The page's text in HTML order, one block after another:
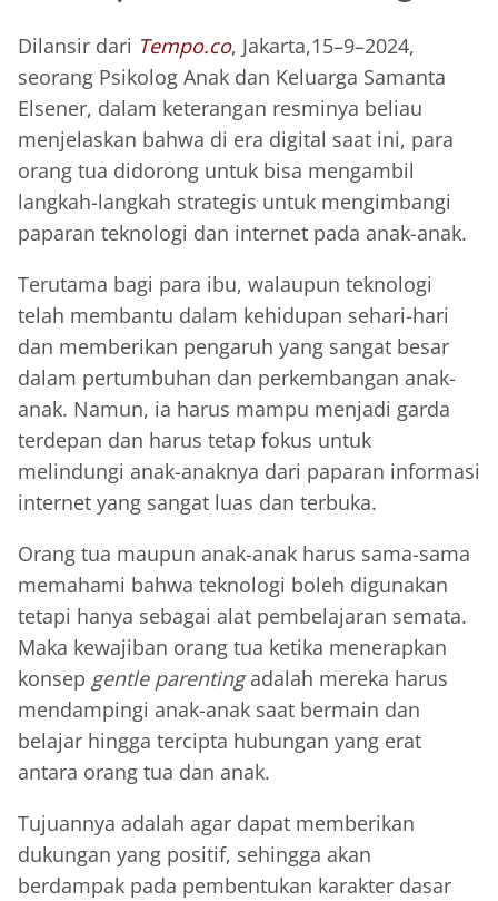
Dilansir dari Tempo.co, Jakarta,15–9–2024,
seorang Psikolog Anak dan Keluarga Samanta
Elsener, dalam keterangan resminya beliau
menjelaskan bahwa di era digital saat ini, para
orang tua didorong untuk bisa mengambil
langkah-langkah strategis untuk mengimbangi
paparan teknologi dan internet pada anak-anak.
Terutama bagi para ibu, walaupun teknologi
telah membantu dalam kehidupan sehari-hari
dan memberikan pengaruh yang sangat besar
dalam pertumbuhan dan perkembangan anak-
anak. Namun, ia harus mampu menjadi garda
terdepan dan harus tetap fokus untuk
melindungi anak-anaknya dari paparan informasi
internet yang sangat luas dan terbuka.
Orang tua maupun anak-anak harus sama-sama
memahami bahwa teknologi boleh digunakan
tetapi hanya sebagai alat pembelajaran semata.
Maka kewajiban orang tua ketika menerapkan
konsep gentle parentingadalah mereka harus
mendampingi anak-anak saat bermain dan
belajar hingga tercipta hubungan yang erat
antara orang tua dan anak.
Tujuannya adalah agar dapat memberikan
dukungan yang positif, sehingga akan
berdampak pada pembentukan karakter dasar